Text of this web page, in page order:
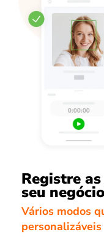
Registre
seu
Vários modos
personalizáveis